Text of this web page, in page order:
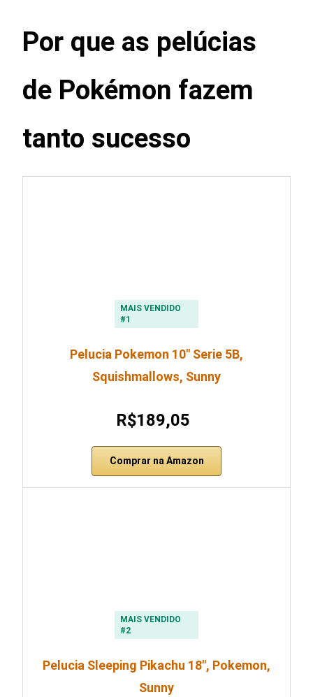
Por que as pelúcias
de Pokémon fazem
tanto sucesso
MAIS VENDIDO
#1
Pelucia Pokemon 10″ Serie 5B,
Squishmallows, Sunny
R$189,05
Comprar na Amazon
MAIS VENDIDO
#2
Pelucia Sleeping Pikachu 18″, Pokemon,
Sunny